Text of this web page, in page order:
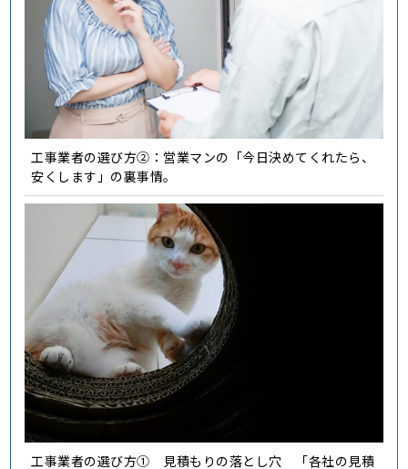
工事業者の選び方②：営業マンの「今日決めてくれたら、
安くします」の裏事情。
工事業者の選び方① 見積もりの落とし穴 「各社の見積